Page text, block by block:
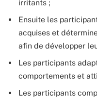
irritants ;
Ensuite les
acquises et
afin de développer
Les participants
comportements et
Les participants